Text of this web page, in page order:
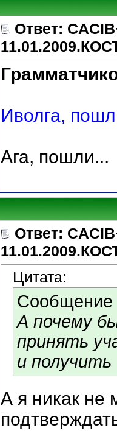
Ответ:
Иволга,
Ага, пошли...
Ответ:
Цитата:
Сообщение
А почему
принять
и получить
А я никак не